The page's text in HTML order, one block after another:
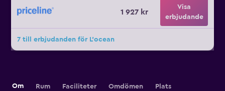
1 927 kr
Visa
erbjudande
7 till erbjudanden för L'ocean
Om Rum Faciliteter Omdömen Plats